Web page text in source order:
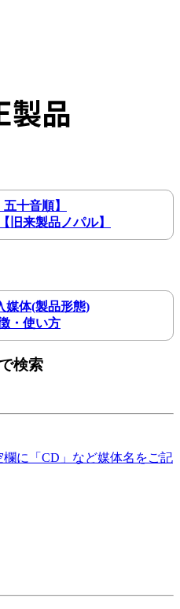
五十音順】
旧来製品ノパル】
媒体(製品形態)
・使い方
検索
に「CD」など媒体名をご記